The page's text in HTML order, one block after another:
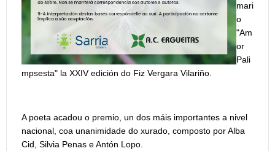
mari
o
"Am
or
Pali
mpsesta" la XXIV edición do Fiz Vergara Vilariño.
A poeta acadou o premio, un dos máis importantes a nivel
nacional, coa unanimidade do xurado, composto por Alba
Cid, Silvia Penas e Antón Lopo.